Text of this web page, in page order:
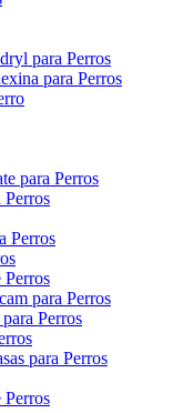
para Perros
para Perros
para Perros
Perros
Perros
Perros
para Perros
Perros
para Perros
Perros